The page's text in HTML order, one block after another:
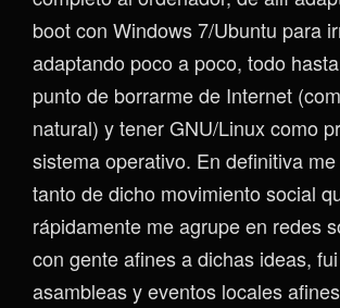
boot con Windows 7/Ubuntu para
adaptando poco a poco, todo
punto de borrarme de Internet
natural) y tener GNU/Linux como
sistema operativo. En definitiva
tanto de dicho movimiento social
rápidamente me agrupe en redes
con gente afines a dichas ideas,
asambleas y eventos locales